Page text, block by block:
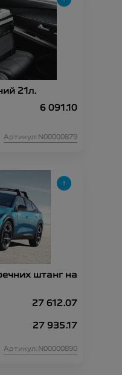
21л.
6 091.10
Артикул:N00000879
штанг на
27 612.07
27 935.17
Артикул:N00000890